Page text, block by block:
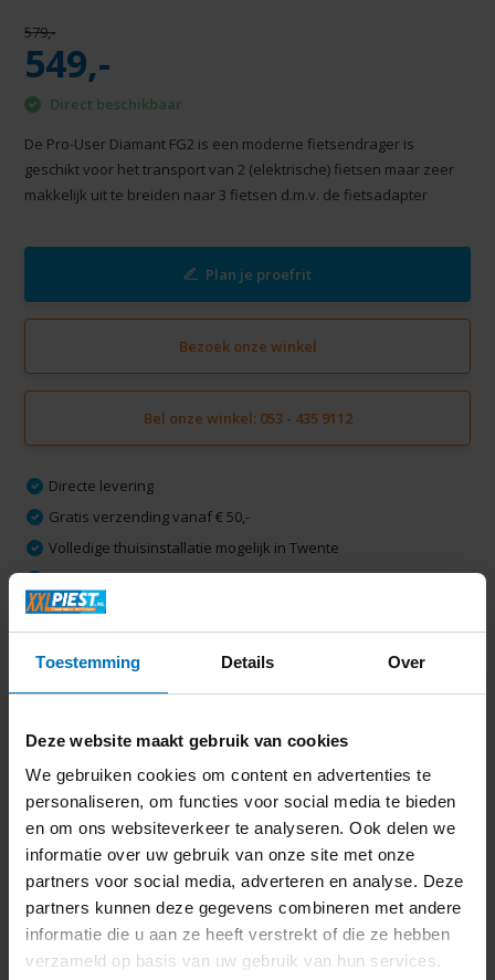
Toestemming Details Over
Deze website maakt gebruik van cookies
We gebruiken cookies om content en advertenties te
personaliseren, om functies voor social media te bieden
en om ons websiteverkeer te analyseren. Ook delen we
informatie over uw gebruik van onze site met onze
partners voor social media, adverteren en analyse. Deze
partners kunnen deze gegevens combineren met andere
informatie die u aan ze heeft verstrekt of die ze hebben
verzameld op basis van uw gebruik van hun services.
579,-
549,-
Direct beschikbaar
De Pro-User Diamant FG2 is een moderne fietsendrager is
geschikt voor het transport van 2 (elektrische) fietsen maar zeer
makkelijk uit te breiden naar 3 fietsen d.m.v. de fietsadapter
Plan je proefrit
Bezoek onze winkel
Bel onze winkel: 053 - 435 9112
Directe levering
Gratis verzending vanaf € 50,-
Volledige thuisinstallatie mogelijk in Twente
Ruim 2000 m2 winkelplezier
Productomschrijving
Laatst bekeken